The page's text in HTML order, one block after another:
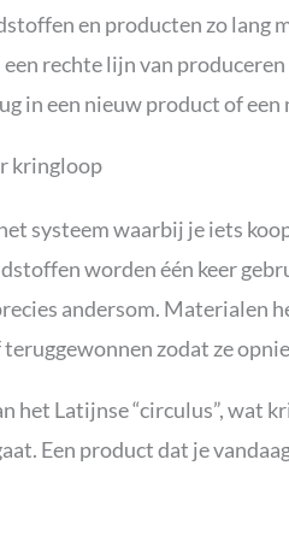
en producten zo lang
rechte lijn van
in een nieuw product of een
kringloop
systeem waarbij je iets
worden één keer
andersom. Materialen
zodat ze
het Latijnse “circulus”, wat
Een product dat je